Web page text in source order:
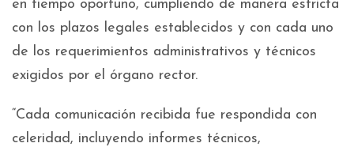
en tiempo oportuno, cumpliendo de manera estricta
con los plazos legales establecidos y con cada uno
de los requerimientos administrativos y técnicos
exigidos por el órgano rector.
“Cada comunicación recibida fue respondida con
celeridad, incluyendo informes técnicos,